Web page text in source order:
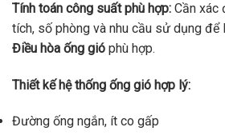
Tính toán công suất phù hợp: Cần xác
tích, số phòng và nhu cầu sử dụng
Điều hòa ống gió phù hợp.
Thiết kế hệ thống ống gió hợp lý:
Đường ống ngắn, ít co gấp